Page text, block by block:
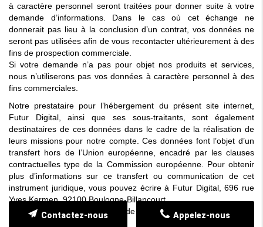
à caractère personnel seront traitées pour donner suite à votre
demande d’informations. Dans le cas où cet échange ne
donnerait pas lieu à la conclusion d’un contrat, vos données ne
seront pas utilisées afin de vous recontacter ultérieurement à des
fins de prospection commerciale.
Si votre demande n’a pas pour objet nos produits et services,
nous n’utiliserons pas vos données à caractère personnel à des
fins commerciales.
Notre prestataire pour l’hébergement du présent site internet,
Futur Digital, ainsi que ses sous-traitants, sont également
destinataires de ces données dans le cadre de la réalisation de
leurs missions pour notre compte. Ces données font l’objet d’un
transfert hors de l’Union européenne, encadré par les clauses
contractuelles type de la Commission européenne. Pour obtenir
plus d’informations sur ce transfert ou communication de cet
instrument juridique, vous pouvez écrire à Futur Digital, 696 rue
Yves Kermen, 92100 Boulogne-Billancourt.
Nous conservons votre demande de contact pendant une durée
Appelez-nous
Contactez-nous